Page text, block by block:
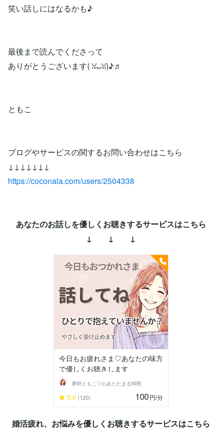
笑い話しにはなるかも♪
最後まで読んでくださって
ありがとうございます( ꈍᴗꈍ)♪♬
ともこ
ブログやサービスの関するお問い合わせはこちら
↓↓↓↓↓↓↓
https://coconala.com/users/2504338
あなたのお話しを優しくお聴きするサービスはこちら
↓ ↓ ↓
今日もお疲れさま♡あなたの味方
で優しくお聴きします
夢咲ともこ♡心あたたまる時間
5.0 (120) 100円/分
婚活疲れ、お悩みを優しくお聴きするサービスはこちら